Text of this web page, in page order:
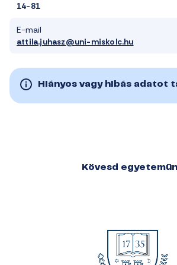
14-81
E-mail
attila.juhasz@uni-miskolc.hu
Hiányos vagy hibás adatot
Kövesd